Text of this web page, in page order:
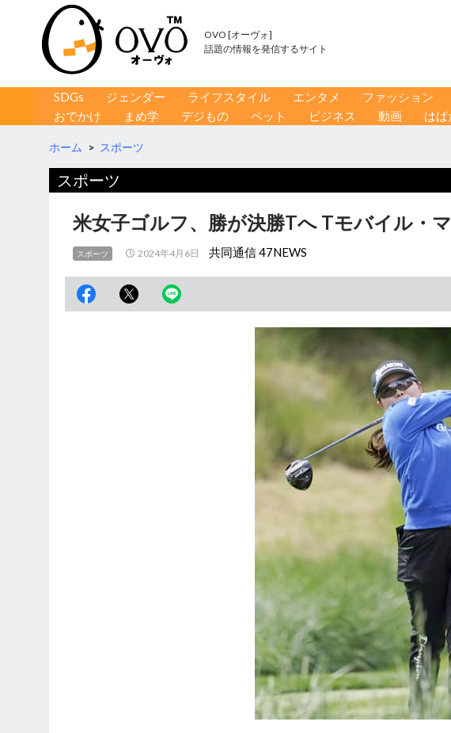
OVO [オーヴォ]
話題の情報を発信するサイト
コンテンツへ移動
SDGs ジェンダー ライフスタイル エンタメ ファッション
おでかけ
まめ学 デジもの ペット ビジネス 動画 はば
ホーム > スポーツ
スポーツ
米女子ゴルフ、勝が決勝Tへ Tモバイル・
スポーツ 2024年4月6日 共同通信 47NEWS